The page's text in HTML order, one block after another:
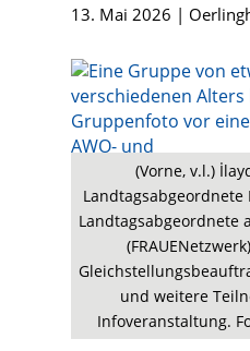
13. Mai 2026 |
(Vorne, v.l.)
Landtagsabgeordnete
Landtagsabgeordnete
und weitere
Infoveranstaltung.